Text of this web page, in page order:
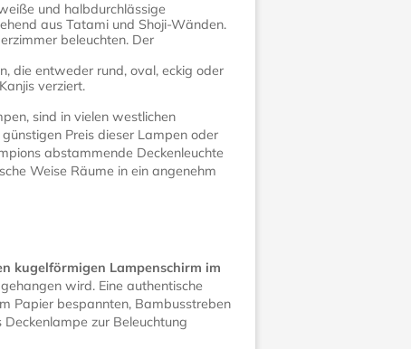
und halbdurchlässige
aus Tatami und Shoji-Wänden.
beleuchten. Der
die entweder rund, oval, eckig oder
verziert.
sind in vielen westlichen
Preis dieser Lampen oder
abstammende Deckenleuchte
Weise Räume in ein angenehm
kugelförmigen Lampenschirm im
wird. Eine authentische
Papier bespannten, Bambusstreben
zur Beleuchtung